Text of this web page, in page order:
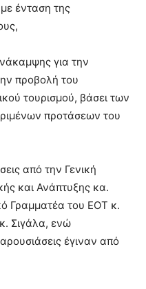
ένταση της
για την
προβολή του
τουρισμού, βάσει των
προτάσεων του
από την Γενική
και Ανάπτυξης κα.
Γραμματέα του ΕΟΤ κ.
Σιγάλα, ενώ
έγιναν από